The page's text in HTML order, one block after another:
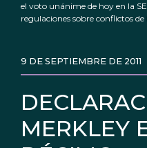
el voto unánime de hoy en la
regulaciones sobre conflictos de
MERKLEY
9 DE SEPTIEMBRE DE 2011